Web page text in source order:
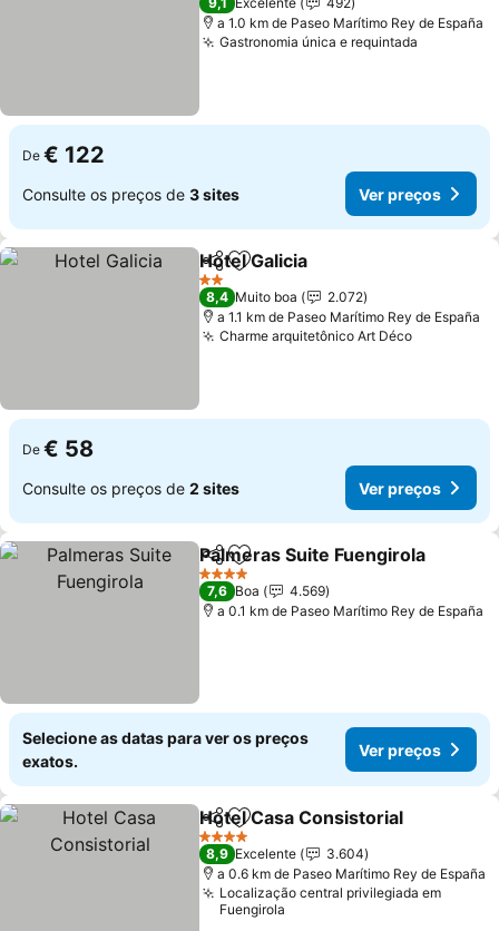
a 1.0 km de Paseo Marítimo Rey de España
Gastronomia única e requintada
De € 122
Consulte os preços de 3 sites Ver preços
PartilharAdicionar aos favoritos
Hotel Galicia
2 Estrelas
8,4 Muito boa
2.072
a 1.1 km de Paseo Marítimo Rey de España
Charme arquitetônico Art Déco
De € 58
Consulte os preços de 2 sites Ver preços
PartilharAdicionar aos favoritos
Palmeras Suite Fuengirola
4 Estrelas
7,6 Boa
4.569
a 0.1 km de Paseo Marítimo Rey de España
Selecione as datas para ver os preços
exatos.
Ver preços
PartilharAdicionar aos favoritos
Hotel Casa Consistorial
4 Estrelas
8,9 Excelente
3.604
a 0.6 km de Paseo Marítimo Rey de España
Localização central privilegiada em
Fuengirola